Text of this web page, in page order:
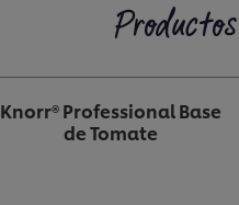
Knorr® Professional Base
de Tomate